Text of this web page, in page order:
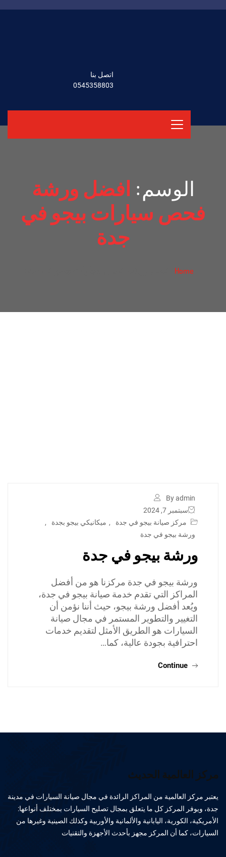
اتصل بنا
0545358803
الوسم: افضل ورشة
فحص سيارات بيجو في
جدة
Home
By admin
سبتمبر 7, 2024
مركز صيانة بيجو في جدة
, ميكانيكي بيجو بجدة
,
ورشة بيجو في جدة
ورشة بيجو في جدة
ورشة بيجو في جدة مركزنا هو من أفضل
المراكز التي تقدم خدمة صيانة بيجو في جدة،
ويُعد أفضل ورشة بيجو، حيث أننا نؤمن أن
التغيير والتطوير المستمر في مجال صيانة
السيارات هو الطريق الأمثل لتقديم خدمات
احترافية بجودة عالية، كما…
Continue
مركز العالمية الحديث
يعتبر مركز العالمية من المراكز الرائدة في مجال صيانة السيارات في مدينة
جدة، ويوفر المركز كل ما يتعلق بمجال تصليح السيارات بمختلف أنواعها:
الأمريكية، الكورية، اليابانية والألمانية والأوربية وكذلك الصينية وغيرها من
السيارات، كما أن المركز مجهز بأحدث الأجهزة والتقنيات